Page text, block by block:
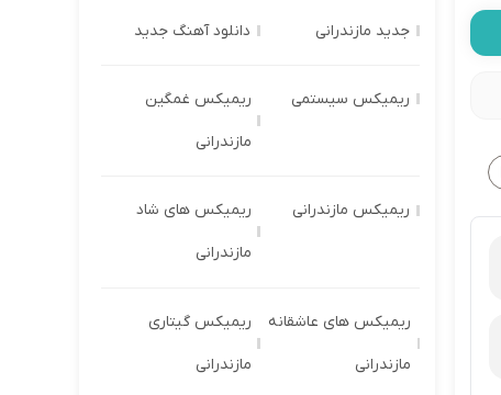
جدید مازندرانی دانلود آهنگ جدید
ریمیکس سیستمی ریمیکس غمگین
مازندرانی
ریمیکس مازندرانی ریمیکس های شاد
مازندرانی
ریمیکس های عاشقانه
مازندرانی
ریمیکس گیتاری
مازندرانی